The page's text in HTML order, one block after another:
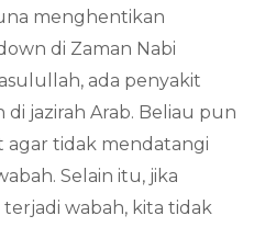
menghentikan
di Zaman Nabi
ada penyakit
jazirah Arab. Beliau pun
agar tidak mendatangi
Selain itu, jika
wabah, kita tidak